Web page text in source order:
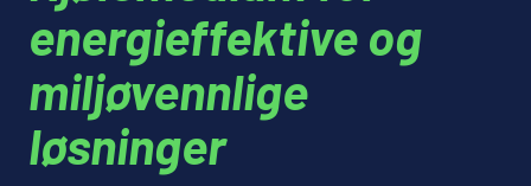
energieffektive og
miljøvennlige
løsninger